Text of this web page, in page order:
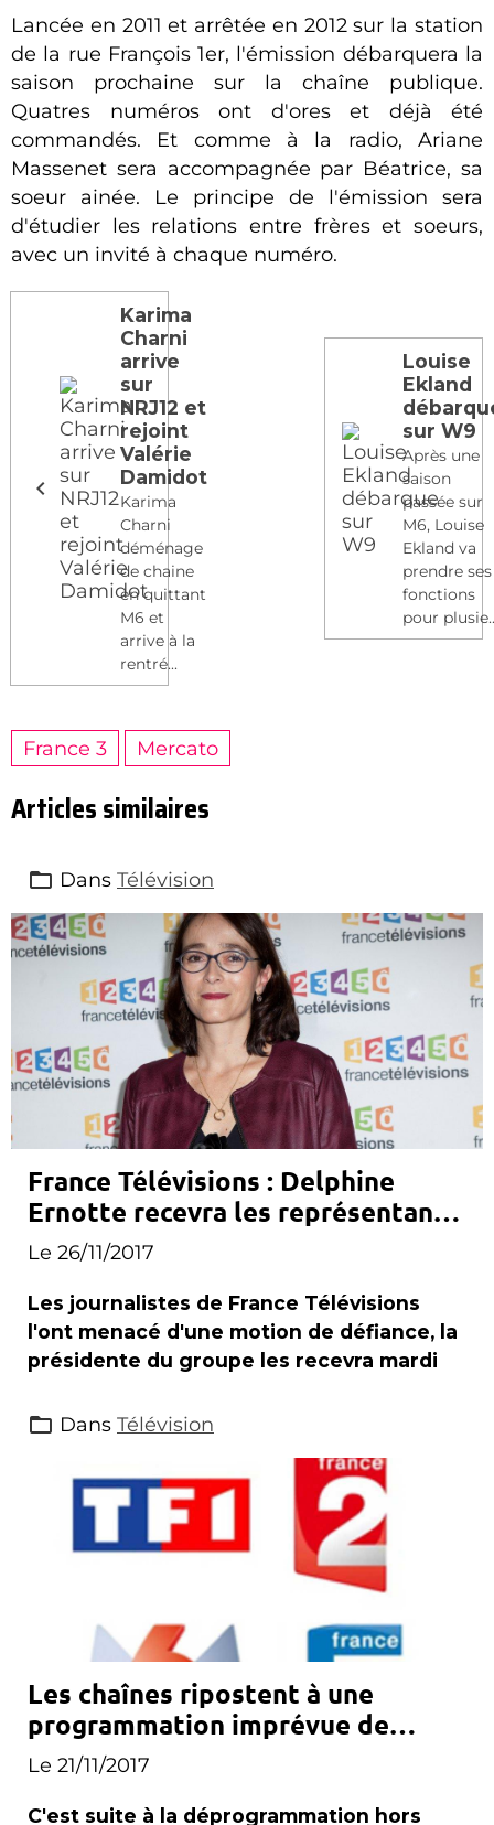
Lancée en 2011 et arrêtée en 2012 sur la station
de la rue François 1er, l'émission débarquera la
saison prochaine sur la chaîne publique.
Quatres numéros ont d'ores et déjà été
commandés. Et comme à la radio, Ariane
Massenet sera accompagnée par Béatrice, sa
soeur ainée. Le principe de l'émission sera
d'étudier les relations entre frères et soeurs,
avec un invité à chaque numéro.
Karima
Charni
arrive
sur
NRJ12 et
rejoint
Valérie
Damidot
Karima
Charni
déménage
de chaine
en quittant
M6 et
arrive à la
rentré...
Louise
Ekland
sur W9
Après une
saison
passée sur
M6, Louise
Ekland va
prendre ses
fonctions
pour
France 3 Mercato
Articles similaires
Dans Télévision
France Télévisions : Delphine
Ernotte recevra les représentants
des journalistes mardi
Le 26/11/2017
Les journalistes de France Télévisions
l'ont menacé d'une motion de défiance, la
présidente du groupe les recevra mardi
Dans Télévision
Les chaînes ripostent à une
programmation imprévue de
Canal+
Le 21/11/2017
C'est suite à la déprogrammation hors